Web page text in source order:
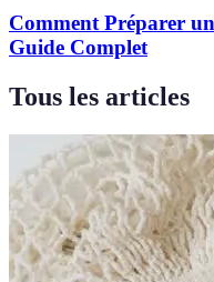
Comment Préparer
Guide Complet
Tous les articles